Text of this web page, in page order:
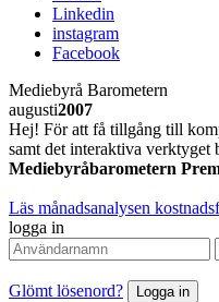
Linkedin
instagram
Facebook
Mediebyrå Barometern
augusti2007
Hej! För att få tillgång till
samt det interaktiva verktyget
Mediebyråbarometern
Läs månadsanalysen
logga in
Glömt lösenord?